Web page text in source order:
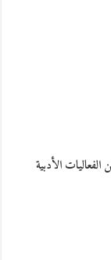
الأدبية